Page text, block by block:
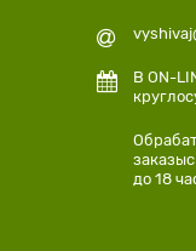
В ON-
до 18